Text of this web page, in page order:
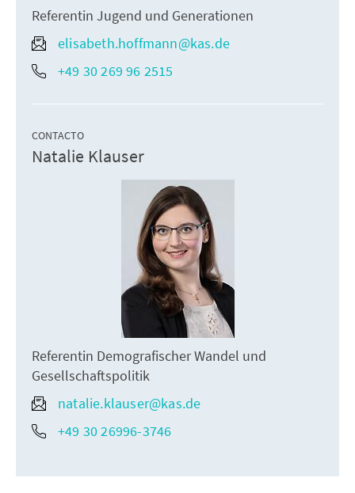
Referentin Jugend und Generationen
elisabeth.hoffmann@kas.de
+49 30 269 96 2515
CONTACTO
Natalie Klauser
Referentin Demografischer Wandel und
Gesellschaftspolitik
natalie.klauser@kas.de
+49 30 26996-3746